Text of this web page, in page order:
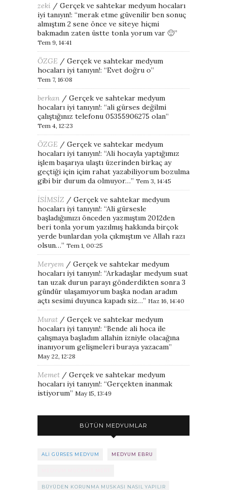
zeki / Gerçek ve sahtekar medyum hocaları
iyi tanıyın!: “merak etme güvenilir ben sonuç
almıştım 2 sene önce ve siteye hiçmi
bakmadın zaten üstte tonla yorum var 🙂”
Tem 9, 14:41
ÖZGE / Gerçek ve sahtekar medyum
hocaları iyi tanıyın!: “Evet doğru o”
Tem 7, 16:08
berkan / Gerçek ve sahtekar medyum
hocaları iyi tanıyın!: “ali gürses değilmi
çalıştığınız telefonu 05355906275 olan”
Tem 4, 12:23
ÖZGE / Gerçek ve sahtekar medyum
hocaları iyi tanıyın!: “Ali hocayla yaptığımız
işlem başarıya ulaştı üzerinden birkaç ay
geçtiği için içim rahat yazabiliyorum bozulma
gibi bir durum da olmuyor…” Tem 3, 14:45
İSİMSİZ / Gerçek ve sahtekar medyum
hocaları iyi tanıyın!: “Ali gürsesle
başladığımızı önceden yazmıştım 2012den
beri tonla yorum yazılmış hakkında birçok
yerde bunlardan yola çıkmıştım ve Allah razı
olsun…” Tem 1, 00:25
Meryem / Gerçek ve sahtekar medyum
hocaları iyi tanıyın!: “Arkadaşlar medyum suat
tan uzak durun parayı gönderdikten sonra 3
gündür ulaşamıyorum başka nodan aradım
açtı sesimi duyunca kapadı siz…” Haz 16, 14:40
Murat / Gerçek ve sahtekar medyum
hocaları iyi tanıyın!: “Bende ali hoca ile
çalışmaya başladım allahin izniyle olacağına
inanıyorum gelişmeleri buraya yazacam”
May 22, 12:28
Memet / Gerçek ve sahtekar medyum
hocaları iyi tanıyın!: “Gerçekten inanmak
istiyorum” May 15, 13:49
BÜTÜN MEDYUMLAR
ALI GÜRSES MEDYUM MEDYUM EBRU
BÜYÜDEN KORUNMA MUSKASI NASIL YAPILIR